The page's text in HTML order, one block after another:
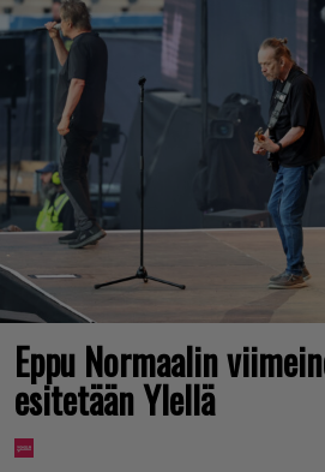
Eppu Normaalin
esitetään Ylellä